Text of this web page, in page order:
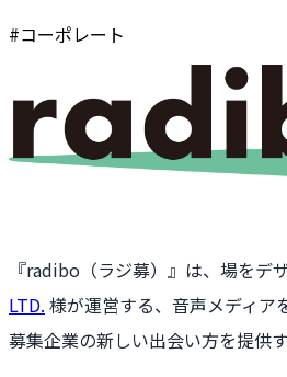
#コーポレート
『radibo（ラジ募）』は、場をデ
LTD. 様が運営する、音声メディア
募集企業の新しい出会い方を提供